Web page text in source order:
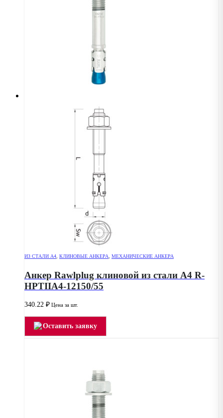
ИЗ СТАЛИ А4, КЛИНОВЫЕ АНКЕРА, МЕХАНИЧЕСКИЕ АНКЕРА
Анкер Rawlplug клиновой из стали А4 R-
HPTIIA4-12150/55
340.22 ₽ Цена за шт.
Оставить заявку